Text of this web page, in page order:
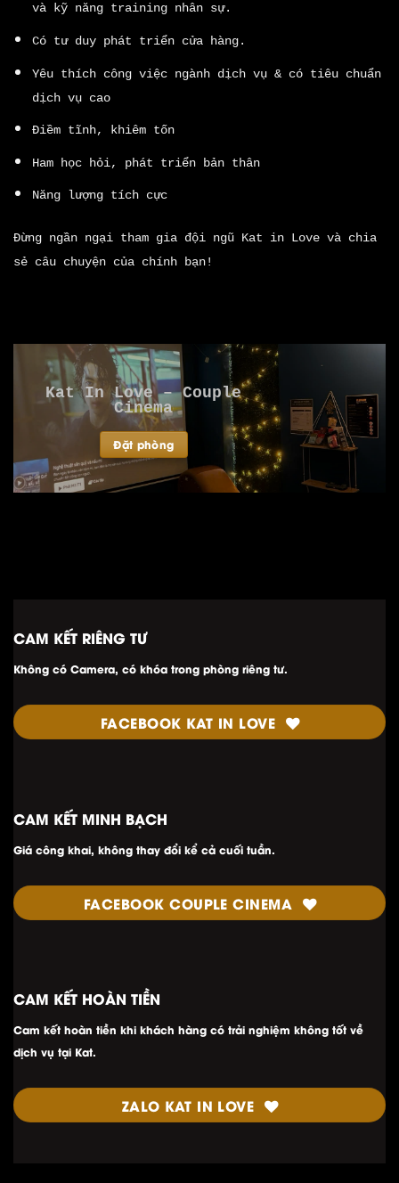
và kỹ năng training nhân sự.
Có tư duy phát triển cửa hàng.
Yêu thích công việc ngành dịch vụ & có tiêu chuẩn
dịch vụ cao
Điềm tĩnh, khiêm tốn
Ham học hỏi, phát triển bản thân
Năng lượng tích cực
Đừng ngần ngại tham gia đội ngũ Kat in Love và chia
sẻ câu chuyện của chính bạn!
Kat In Love – Couple
Cinema
Đặt phòng
CAM KẾT RIÊNG TƯ
Không có Camera, có khóa trong phòng riêng tư.
FACEBOOK KAT IN LOVE
CAM KẾT MINH BẠCH
Giá công khai, không thay đổi kể cả cuối tuần.
FACEBOOK COUPLE CINEMA
CAM KẾT HOÀN TIỀN
Cam kết hoàn tiền khi khách hàng có trải nghiệm không tốt về
dịch vụ tại Kat.
ZALO KAT IN LOVE